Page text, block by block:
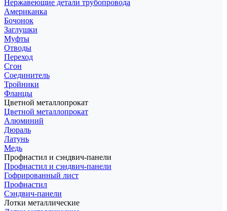
Нержавеющие детали трубопровода
Американка
Бочонок
Заглушки
Муфты
Отводы
Переход
Сгон
Соединитель
Тройники
Фланцы
Цветной металлопрокат
Цветной металлопрокат
Алюминий
Дюраль
Латунь
Медь
Профнастил и сэндвич-панели
Профнастил и сэндвич-панели
Гофрированный лист
Профнастил
Сэндвич-панели
Лотки металлические